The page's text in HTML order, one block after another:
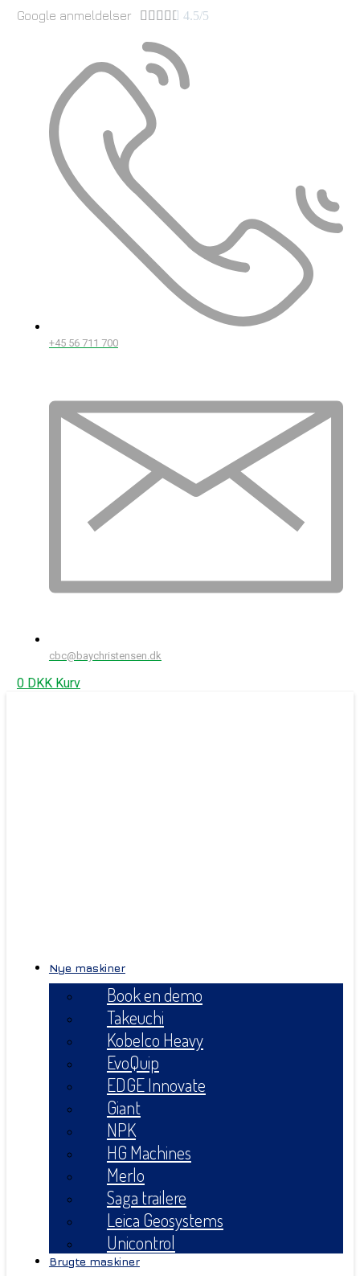
Google anmeldelser      4.5/5
+45 56 711 700
cbc@baychristensen.dk
0 DKK Kurv
Nye maskiner
Book en demo
Takeuchi
Kobelco Heavy
EvoQuip
EDGE Innovate
Giant
NPK
HG Machines
Merlo
Saga trailere
Leica Geosystems
Unicontrol
Brugte maskiner